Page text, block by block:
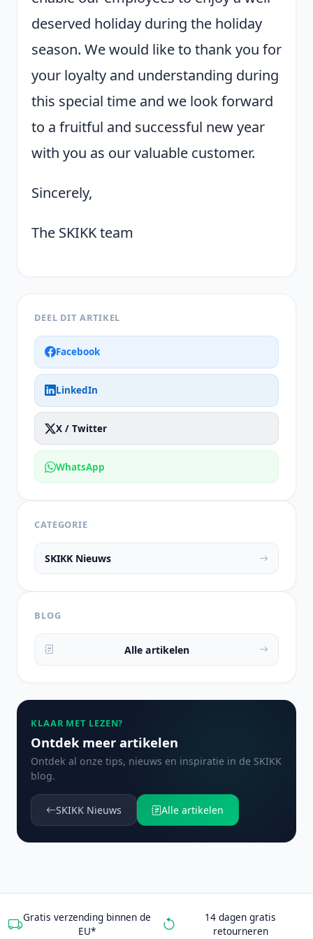
deserved holiday during the holiday
season. We would like to thank you for
your loyalty and understanding during
this special time and we look forward
to a fruitful and successful new year
with you as our valuable customer.
Sincerely,
The SKIKK team
DEEL DIT ARTIKEL
Facebook
LinkedIn
X / Twitter
WhatsApp
CATEGORIE
SKIKK Nieuws
BLOG
Alle artikelen
KLAAR MET LEZEN?
Ontdek meer artikelen
Ontdek al onze tips, nieuws en inspiratie in de SKIKK
blog.
SKIKK Nieuws Alle artikelen
Gratis verzending binnen de
EU*
14 dagen gratis
retourneren